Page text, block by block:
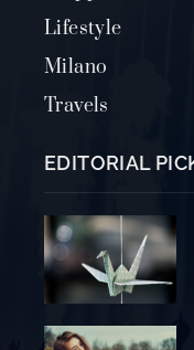
Lifestyle
Milano
Travels
EDITORIAL